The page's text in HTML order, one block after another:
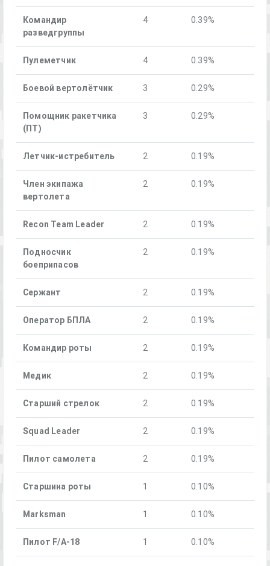
Командир
разведгруппы
4 0.39%
Пулеметчик 4 0.39%
Боевой вертолётчик 3 0.29%
Помощник ракетчика
(ПТ)
3 0.29%
Летчик-истребитель 2 0.19%
Член экипажа
вертолета
2 0.19%
Recon Team Leader 2 0.19%
Подносчик
боеприпасов
2 0.19%
Сержант 2 0.19%
Оператор БПЛА 2 0.19%
Командир роты 2 0.19%
Медик 2 0.19%
Старший стрелок 2 0.19%
Squad Leader 2 0.19%
Пилот самолета 2 0.19%
Старшина роты 1 0.10%
Marksman 1 0.10%
Пилот F/A-18 1 0.10%